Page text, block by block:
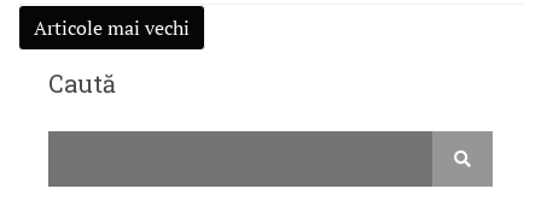
N
a
Articole mai vechi
Caută